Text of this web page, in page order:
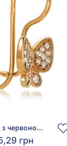
Сережки «Метелик» з червоного золота 585° з фіанітом, арт. ДС031и
грн